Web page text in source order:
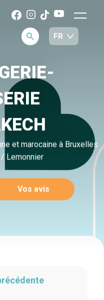
et marocaine à Bruxelles
Lemonnier
Vos avis